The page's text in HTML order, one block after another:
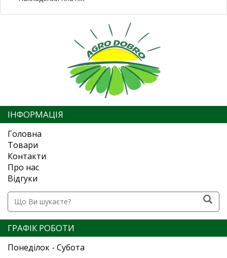
ІНФОРМАЦІЯ
Головна
Товари
Контакти
Про нас
Відгуки
ГРАФІК РОБОТИ
Понеділок - Субота